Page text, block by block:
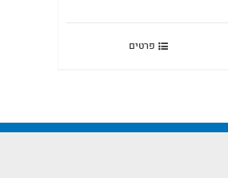
פרטים